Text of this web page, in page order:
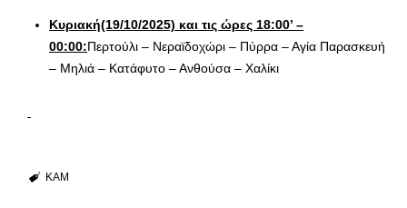
Κυριακή(19/10/2025) και τις ώρες 18:00’ –
00:00:Περτούλι – Νεραϊδοχώρι – Πύρρα – Αγία Παρασκευή
– Μηλιά – Κατάφυτο – Ανθούσα – Χαλίκι
KAM